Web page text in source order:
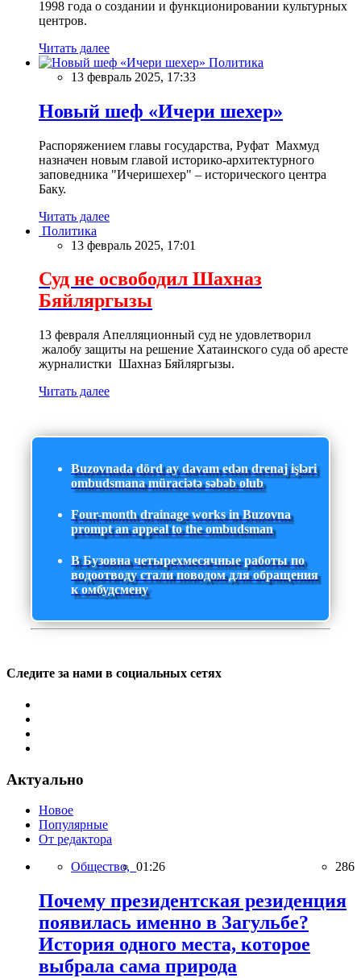
1998 года о создании и функционировании культурных
центров.
Читать далее
Политика
13 февраль 2025, 17:33
Новый шеф «Ичери шехер»
Распоряжением главы государства, Руфат Махмуд
назначен новым главой историко-архитектурного
заповедника "Ичеришехер" – исторического центра
Баку.
Читать далее
Политика
13 февраль 2025, 17:01
Суд не освободил Шахназ
Бяйляргызы
13 февраля Апелляционный суд не удовлетворил
жалобу защиты на решение Хатаинского суда об аресте
журналистки Шахназ Бяйляргызы.
Читать далее
Buzovnada dörd ay davam edən drenaj işləri
ombudsmana müraciətə səbəb olub
Four-month drainage works in Buzovna
prompt an appeal to the ombudsman
В Бузовна четырехмесячные работы по
водоотводу стали поводом для обращения
к омбудсмену
Следите за нами в социальных сетях
Актуально
Новое
Популярные
От редактора
Общество, 01:26 286
Почему президентская резиденция
появилась именно в Загульбе?
История одного места, которое
выбрала сама природа